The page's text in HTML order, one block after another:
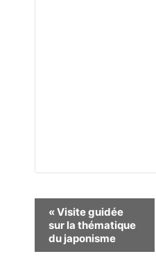
Navigation
Évènement
«Visite guidée
sur la thématique
du japonisme